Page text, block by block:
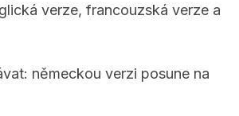
verze, francouzská verze a
německou verzi posune na